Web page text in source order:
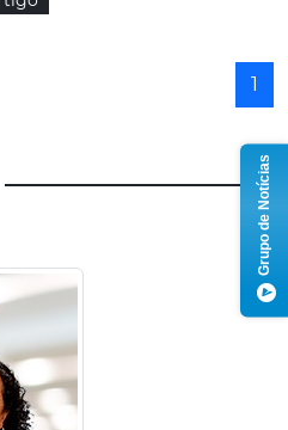
1
Grupo de Notícias